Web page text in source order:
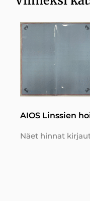
AIOS Linssien
Näet hinnat